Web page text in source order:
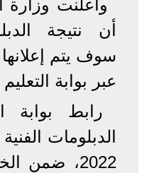
وأعلنت وزارة
سوف يتم
عبر بوابة
رابط بوابة
الدبلومات
2022، ضمن